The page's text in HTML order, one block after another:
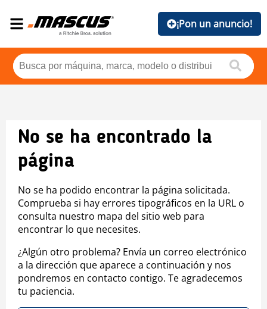
¡Pon un anuncio!
No se ha encontrado la
página
No se ha podido encontrar la página solicitada.
Comprueba si hay errores tipográficos en la URL o
consulta nuestro mapa del sitio web para
encontrar lo que necesites.
¿Algún otro problema? Envía un correo electrónico
a la dirección que aparece a continuación y nos
pondremos en contacto contigo. Te agradecemos
tu paciencia.